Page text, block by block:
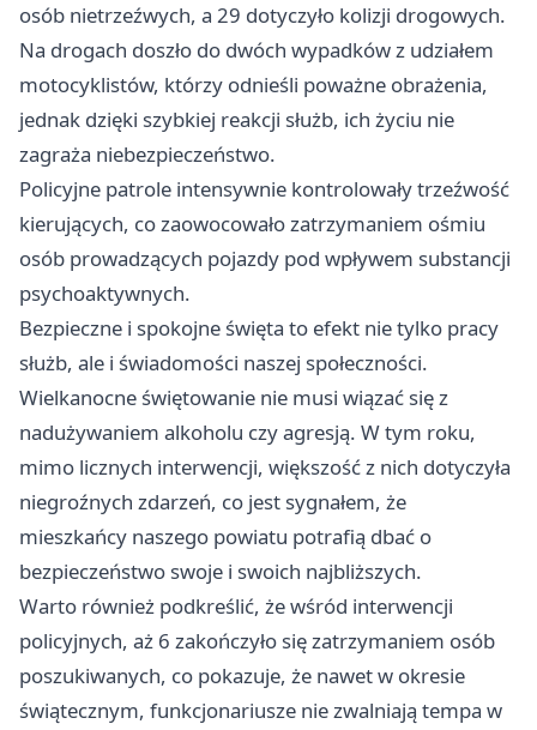
osób nietrzeźwych, a 29 dotyczyło kolizji drogowych.
Na drogach doszło do dwóch wypadków z udziałem
motocyklistów, którzy odnieśli poważne obrażenia,
jednak dzięki szybkiej reakcji służb, ich życiu nie
zagraża niebezpieczeństwo.
Policyjne patrole intensywnie kontrolowały trzeźwość
kierujących, co zaowocowało zatrzymaniem ośmiu
osób prowadzących pojazdy pod wpływem substancji
psychoaktywnych.
Bezpieczne i spokojne święta to efekt nie tylko pracy
służb, ale i świadomości naszej społeczności.
Wielkanocne świętowanie nie musi wiązać się z
nadużywaniem alkoholu czy agresją. W tym roku,
mimo licznych interwencji, większość z nich dotyczyła
niegroźnych zdarzeń, co jest sygnałem, że
mieszkańcy naszego powiatu potrafią dbać o
bezpieczeństwo swoje i swoich najbliższych.
Warto również podkreślić, że wśród interwencji
policyjnych, aż 6 zakończyło się zatrzymaniem osób
poszukiwanych, co pokazuje, że nawet w okresie
świątecznym, funkcjonariusze nie zwalniają tempa w